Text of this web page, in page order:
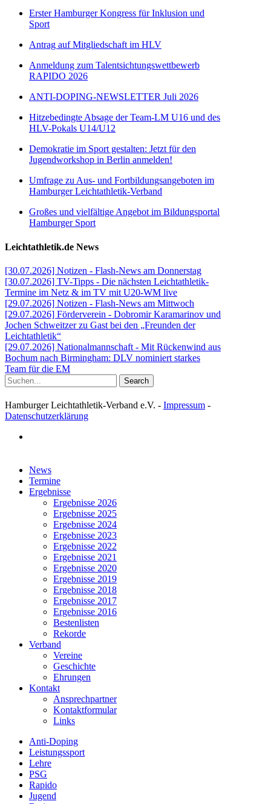
Erster Hamburger Kongress für Inklusion und
Sport
Antrag auf Mitgliedschaft im HLV
Anmeldung zum Talentsichtungswettbewerb
RAPIDO 2026
ANTI-DOPING-NEWSLETTER Juli 2026
Hitzebedingte Absage der Team-LM U16 und des
HLV-Pokals U14/U12
Demokratie im Sport gestalten: Jetzt für den
Jugendworkshop in Berlin anmelden!
Umfrage zu Aus- und Fortbildungsangeboten im
Hamburger Leichtathletik-Verband
Großes und vielfältige Angebot im Bildungsportal
Hamburger Sport
Leichtathletik.de News
[30.07.2026] Notizen - Flash-News am Donnerstag
[30.07.2026] TV-Tipps - Die nächsten Leichtathletik-
Termine im Netz & im TV mit U20-WM live
[29.07.2026] Notizen - Flash-News am Mittwoch
[29.07.2026] Förderverein - Dobromir Karamarinov und
Jochen Schweitzer zu Gast bei den „Freunden der
Leichtathletik“
[29.07.2026] Nationalmannschaft - Mit Rückenwind aus
Bochum nach Birmingham: DLV nominiert starkes
Team für die EM
Search
Hamburger Leichtathletik-Verband e.V. - Impressum -
Datenschutzerklärung
Close
Menu
News
Termine
Ergebnisse
Ergebnisse 2026
Ergebnisse 2025
Ergebnisse 2024
Ergebnisse 2023
Ergebnisse 2022
Ergebnisse 2021
Ergebnisse 2020
Ergebnisse 2019
Ergebnisse 2018
Ergebnisse 2017
Ergebnisse 2016
Bestenlisten
Rekorde
Verband
Vereine
Geschichte
Ehrungen
Kontakt
Ansprechpartner
Kontaktformular
Links
Anti-Doping
Leistungssport
Lehre
PSG
Rapido
Jugend